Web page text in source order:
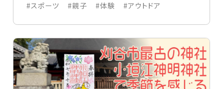
#スポーツ #親子 #体験 #アウトドア